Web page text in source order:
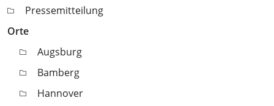
Pressemitteilung
Orte
Augsburg
Bamberg
Hannover